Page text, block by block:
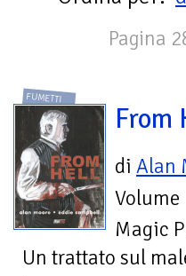
Pagina
FUMETTI
From
di Alan
Volume
Magic
Un trattato sul